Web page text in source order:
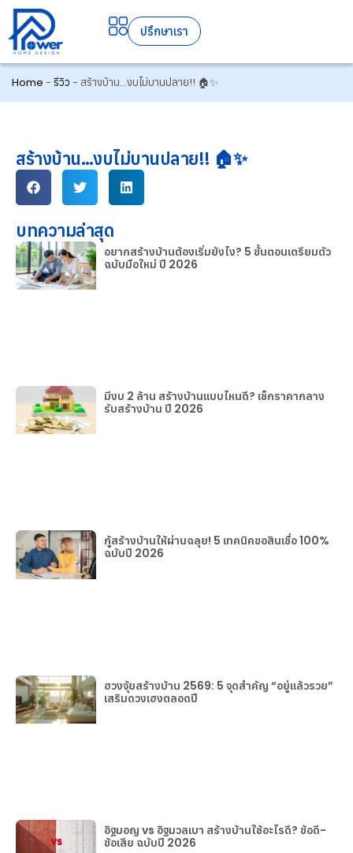
ปรึกษาเรา
Home - รีวิว - สร้างบ้าน…งบไม่บานปลาย!! 🏠✨
บทความล่าสุด
อยากสร้างบ้านต้องเริ่มยังไง? 5 ขั้นตอนเตรียมตัว
ฉบับมือใหม่ ปี 2026
มีงบ 2 ล้าน สร้างบ้านแบบไหนดี? เช็กราคากลาง
รับสร้างบ้าน ปี 2026
กู้สร้างบ้านให้ผ่านฉลุย! 5 เทคนิคขอสินเชื่อ 100%
ฉบับปี 2026
ฮวงจุ้ยสร้างบ้าน 2569: 5 จุดสำคัญ “อยู่แล้วรวย”
เสริมดวงเฮงตลอดปี
อิฐมอญ vs อิฐมวลเบา สร้างบ้านใช้อะไรดี? ข้อดี-
ข้อเสีย ฉบับปี 2026
สร้างบ้าน…งบไม่บานปลาย!! 🏠✨